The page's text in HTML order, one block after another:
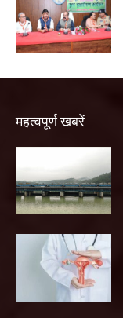
महत्वपूर्ण खबरें